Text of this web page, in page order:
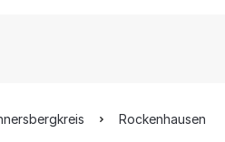
Rockenhausen